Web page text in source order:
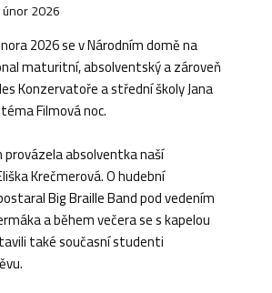
2026
2026 se v Národním domě na
maturitní, absolventský a zároveň
Konzervatoře a střední školy Jana
Filmová noc.
provázela absolventka naší
Krečmerová. O hudební
Big Braille Band pod vedením
a během večera se s kapelou
také současní studenti